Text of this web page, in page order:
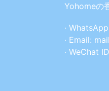
Yohomeの
·
· Email:
· WeChat